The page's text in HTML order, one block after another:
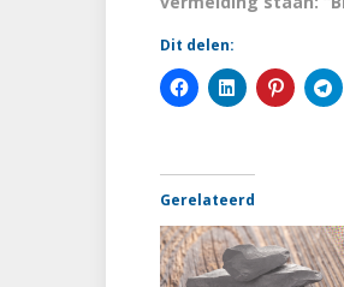
Dit delen:
Gerelateerd